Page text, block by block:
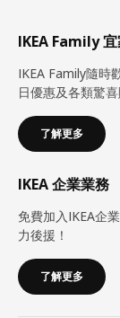
IKEA Family
IKEA Family隨時
日優惠及各類驚喜
了解更多
IKEA 企業業務
免費加入IKEA企
力後援！
了解更多